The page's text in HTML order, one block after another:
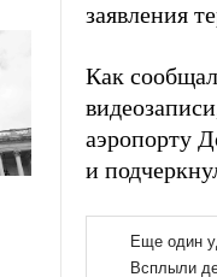
заявления
Как
аэропорту
и